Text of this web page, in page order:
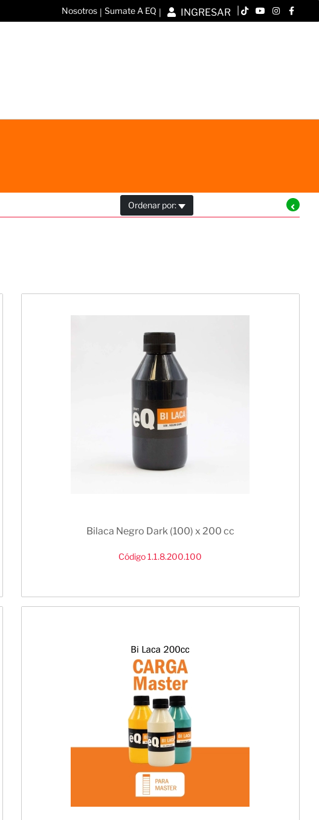
Nosotros | Sumate A EQ | INGRESAR
Ordenar por:
Bilaca Negro Dark (100) x 200 cc
Código 1.1.8.200.100